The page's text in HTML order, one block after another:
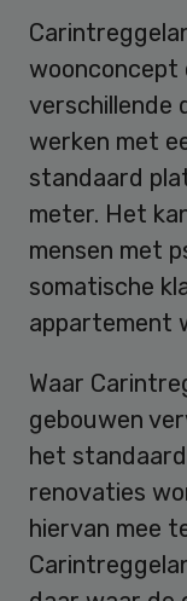
woonconcept
verschillende
werken met
standaard
meter. Het
mensen met
somatische
appartement
Waar
gebouwen
het
renovaties
hiervan mee